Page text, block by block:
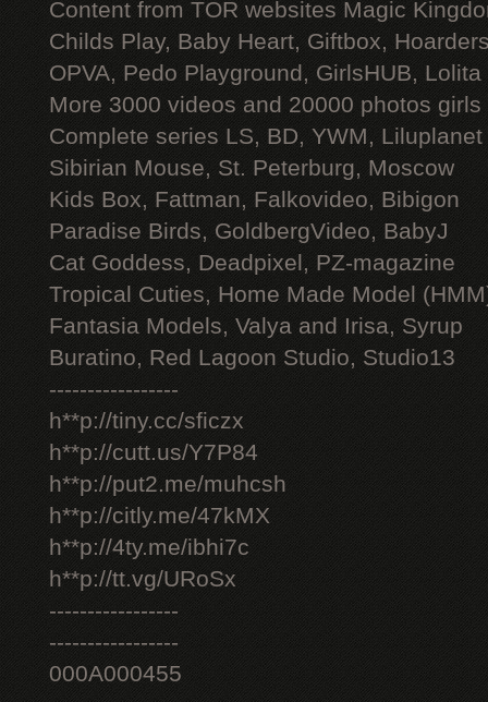
Content from TOR websites Magic
Childs Play, Baby Heart, Giftbox,
OPVA, Pedo Playground, GirlsHUB, Lolita
More 3000 videos and 20000 photos
Complete series LS, BD, YWM, Liluplanet
Sibirian Mouse, St. Peterburg, Moscow
Kids Box, Fattman, Falkovideo, Bibigon
Paradise Birds, GoldbergVideo, BabyJ
Cat Goddess, Deadpixel, PZ-magazine
Tropical Cuties, Home Made Model
Fantasia Models, Valya and Irisa, Syrup
Buratino, Red Lagoon Studio, Studio13
-----------------
h**p://tiny.cc/sficzx
h**p://cutt.us/Y7P84
h**p://put2.me/muhcsh
h**p://citly.me/47kMX
h**p://4ty.me/ibhi7c
h**p://tt.vg/URoSx
-----------------
-----------------
000A000455